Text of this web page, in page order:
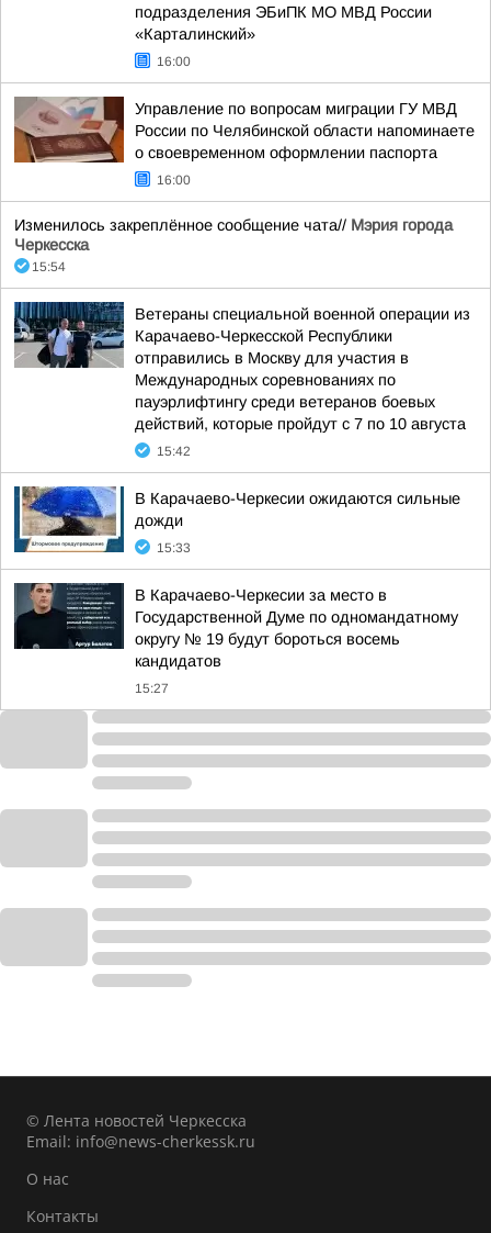
подразделения ЭБиПК МО МВД России
«Карталинский»
16:00
Управление по вопросам миграции ГУ МВД
России по Челябинской области напоминаете
о своевременном оформлении паспорта
16:00
Изменилось закреплённое сообщение чата// Мэрия города
Черкесска
15:54
Ветераны специальной военной операции из
Карачаево-Черкесской Республики
отправились в Москву для участия в
Международных соревнованиях по
пауэрлифтингу среди ветеранов боевых
действий, которые пройдут с 7 по 10 августа
15:42
В Карачаево-Черкесии ожидаются сильные
дожди
15:33
В Карачаево-Черкесии за место в
Государственной Думе по одномандатному
округу № 19 будут бороться восемь
кандидатов
15:27
© Лента новостей Черкесска
Email: info@news-cherkessk.ru
О нас
Контакты